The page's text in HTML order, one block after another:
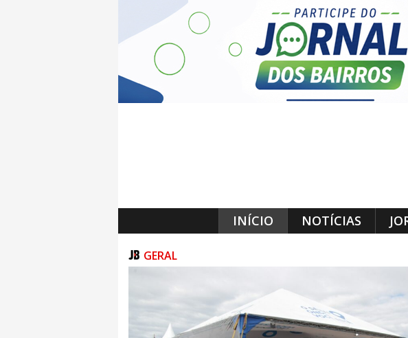
INÍCIO NOTÍCIAS
GERAL